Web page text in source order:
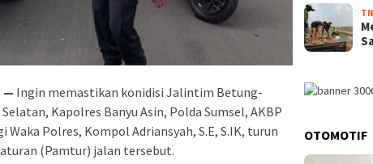
— Ingin memastikan konidisi Jalintim Betung-
Kapolres Banyu Asin, Polda Sumsel, AKBP
Waka Polres, Kompol Adriansyah, S.E, S.IK, turun
(Pamtur) jalan tersebut.
OTOMOTIF